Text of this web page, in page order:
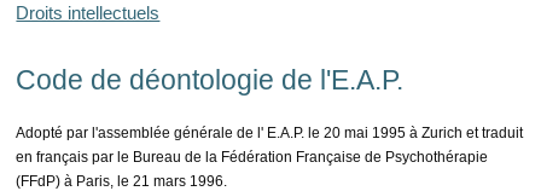
Droits intellectuels
Code de déontologie de l'E.A.P.
Adopté par l'assemblée générale de l' E.A.P. le 20 mai 1995 à Zurich et traduit
en français par le Bureau de la Fédération Française de Psychothérapie
(FFdP) à Paris, le 21 mars 1996.